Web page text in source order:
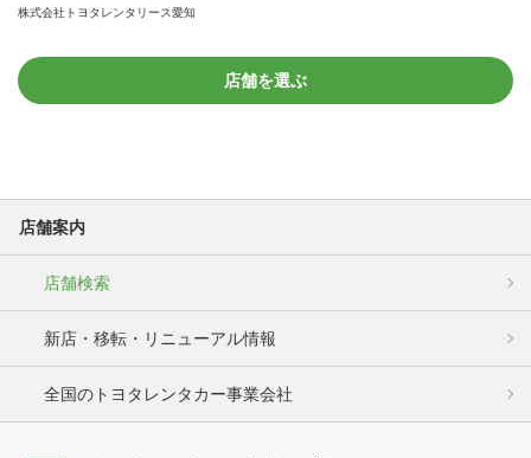
株式会社トヨタレンタリース愛知
店舗を選ぶ
店舗案内
店舗検索
新店・移転・リニューアル情報
全国のトヨタレンタカー事業会社